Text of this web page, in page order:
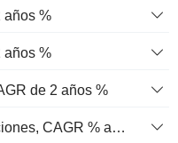
años %
años %
de 2 años %
Flujo de Efectivo de Operaciones, CAGR % a 2 años